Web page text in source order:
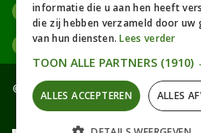
info@gardline.nl
© 2026 Powered by Gardline™. All
informatie die u aan hen heeft
die zij hebben verzameld door uw
van hun diensten.Lees verder
TOON ALLE PARTNERS (1910)
ALLES ACCEPTEREN ALLES